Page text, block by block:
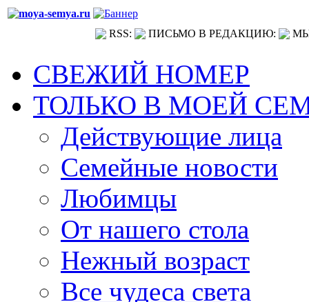
RSS: ПИСЬМО В РЕДАКЦИЮ:
СВЕЖИЙ НОМЕР
ТОЛЬКО В МОЕЙ
Действующие лица
Семейные новости
Любимцы
От нашего стола
Нежный возраст
Все чудеса света